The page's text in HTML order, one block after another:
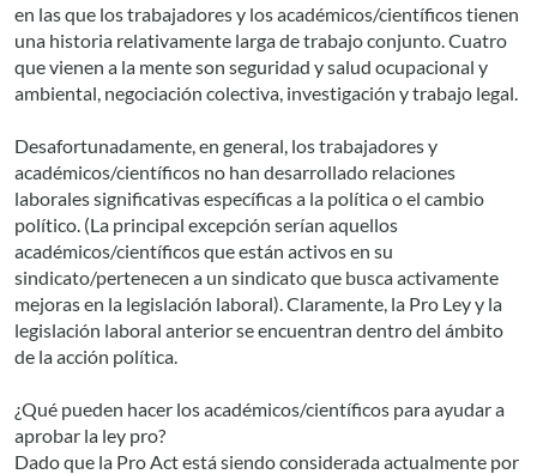
en las que los trabajadores y los académicos/científicos tienen
una historia relativamente larga de trabajo conjunto. Cuatro
que vienen a la mente son seguridad y salud ocupacional y
ambiental, negociación colectiva, investigación y trabajo legal.
Desafortunadamente, en general, los trabajadores y
académicos/científicos no han desarrollado relaciones
laborales significativas específicas a la política o el cambio
político. (La principal excepción serían aquellos
académicos/científicos que están activos en su
sindicato/pertenecen a un sindicato que busca activamente
mejoras en la legislación laboral). Claramente, la Pro Ley y la
legislación laboral anterior se encuentran dentro del ámbito
de la acción política.
¿Qué pueden hacer los académicos/científicos para ayudar a
aprobar la ley pro?
Dado que la Pro Act está siendo considerada actualmente por